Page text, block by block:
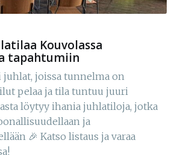
Kouvolassa
tapahtumiin
joissa tunnelma on
pelaa ja tila tuntuu juuri
löytyy ihania juhlatiloja, jotka
ja
🎉 Katso listaus ja varaa